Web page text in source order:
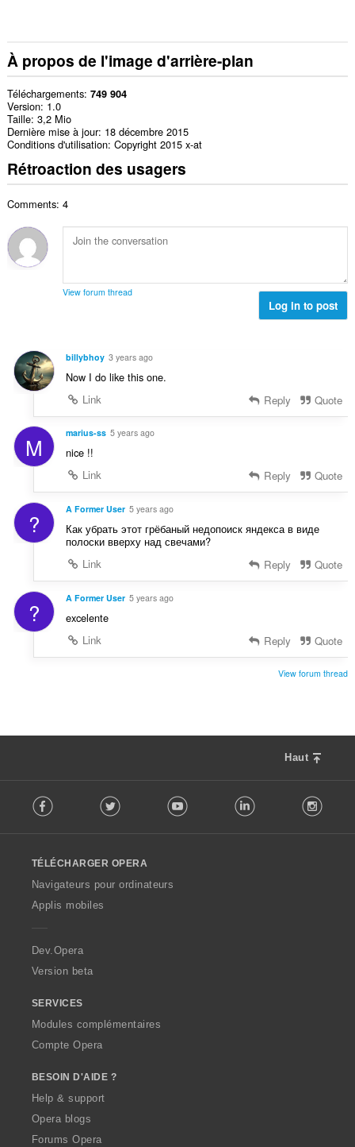
À propos de l'image d'arrière-plan
Téléchargements 749 904
Version 1.0
Taille 3,2 Mio
Dernière mise à jour 18 décembre 2015
Conditions d'utilisation Copyright 2015 x-at
Rétroaction des usagers
Comments: 4
View forum thread
Log in to post
billybhoy 3 years ago
Now I do like this one.
Link
Reply Quote
M marius-ss 5 years ago
nice !!
Link
Reply Quote
? A Former User 5 years ago
Как убрать этот грёбаный недопоиск яндекса в виде
полоски вверху над свечами?
Link
Reply Quote
? A Former User 5 years ago
excelente
Link
Reply Quote
View forum thread
Haut
o
w
O
p
a
Facebook Twitter Youtube LinkedIn
TÉLÉCHARGER OPERA
Navigateurs pour ordinateurs
Applis mobiles
Dev.Opera
Version beta
SERVICES
Modules complémentaires
Compte Opera
BESOIN D'AIDE ?
Help & support
Opera blogs
Forums Opera